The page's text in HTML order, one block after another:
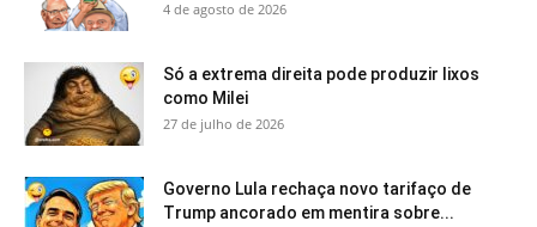
4 de agosto de 2026
Só a extrema direita pode produzir lixos
como Milei
27 de julho de 2026
Governo Lula rechaça novo tarifaço de
Trump ancorado em mentira sobre...